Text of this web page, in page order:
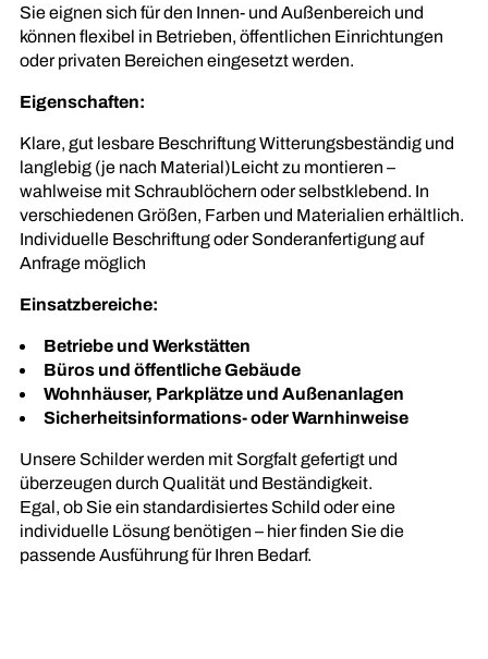
Sie eignen sich für den Innen- und Außenbereich und
können flexibel in Betrieben, öffentlichen Einrichtungen
oder privaten Bereichen eingesetzt werden.
Eigenschaften:
Klare, gut lesbare Beschriftung Witterungsbeständig und
langlebig (je nach Material)Leicht zu montieren –
wahlweise mit Schraublöchern oder selbstklebend. In
verschiedenen Größen, Farben und Materialien erhältlich.
Individuelle Beschriftung oder Sonderanfertigung auf
Anfrage möglich
Einsatzbereiche:
Betriebe und Werkstätten
Büros und öffentliche Gebäude
Wohnhäuser, Parkplätze und Außenanlagen
Sicherheitsinformations- oder Warnhinweise
Unsere Schilder werden mit Sorgfalt gefertigt und
überzeugen durch Qualität und Beständigkeit.
Egal, ob Sie ein standardisiertes Schild oder eine
individuelle Lösung benötigen – hier finden Sie die
passende Ausführung für Ihren Bedarf.